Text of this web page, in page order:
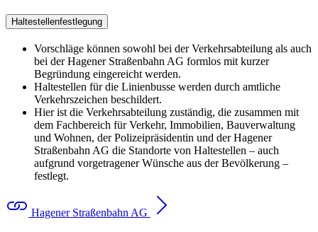
Haltestellenfestlegung
Vorschläge können sowohl bei der Verkehrsabteilung als auch
bei der Hagener Straßenbahn AG formlos mit kurzer
Begründung eingereicht werden.
Haltestellen für die Linienbusse werden durch amtliche
Verkehrszeichen beschildert.
Hier ist die Verkehrsabteilung zuständig, die zusammen mit
dem Fachbereich für Verkehr, Immobilien, Bauverwaltung
und Wohnen, der Polizeipräsidentin und der Hagener
Straßenbahn AG die Standorte von Haltestellen – auch
aufgrund vorgetragener Wünsche aus der Bevölkerung –
festlegt.
Hagener Straßenbahn AG